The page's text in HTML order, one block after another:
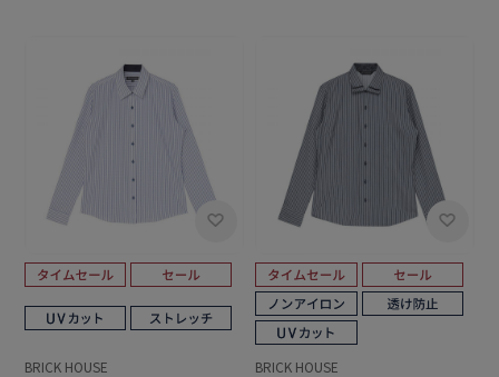
BRICK HOUSE BRICK HOUSE